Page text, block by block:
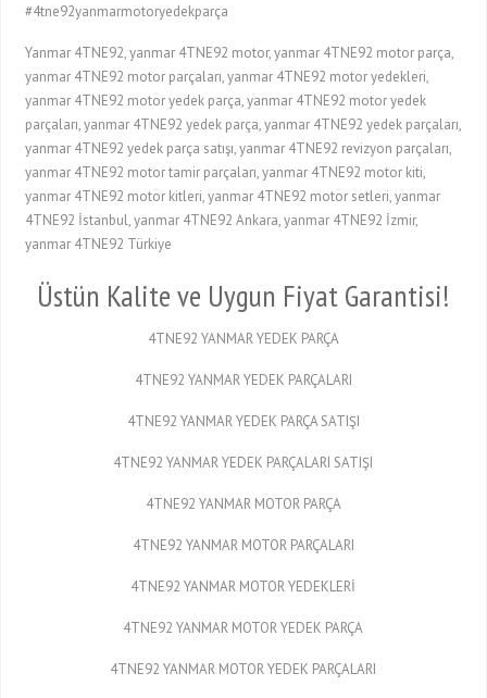
#4tne92yanmarmotoryedekparça
Yanmar 4TNE92, yanmar 4TNE92 motor, yanmar 4TNE92 motor parça,
yanmar 4TNE92 motor parçaları, yanmar 4TNE92 motor yedekleri,
yanmar 4TNE92 motor yedek parça, yanmar 4TNE92 motor yedek
parçaları, yanmar 4TNE92 yedek parça, yanmar 4TNE92 yedek parçaları,
yanmar 4TNE92 yedek parça satışı, yanmar 4TNE92 revizyon parçaları,
yanmar 4TNE92 motor tamir parçaları, yanmar 4TNE92 motor kiti,
yanmar 4TNE92 motor kitleri, yanmar 4TNE92 motor setleri, yanmar
4TNE92 İstanbul, yanmar 4TNE92 Ankara, yanmar 4TNE92 İzmir,
yanmar 4TNE92 Türkiye
Üstün Kalite ve Uygun Fiyat Garantisi!
4TNE92 YANMAR YEDEK PARÇA
4TNE92 YANMAR YEDEK PARÇALARI
4TNE92 YANMAR YEDEK PARÇA SATIŞI
4TNE92 YANMAR YEDEK PARÇALARI SATIŞI
4TNE92 YANMAR MOTOR PARÇA
4TNE92 YANMAR MOTOR PARÇALARI
4TNE92 YANMAR MOTOR YEDEKLERİ
4TNE92 YANMAR MOTOR YEDEK PARÇA
4TNE92 YANMAR MOTOR YEDEK PARÇALARI